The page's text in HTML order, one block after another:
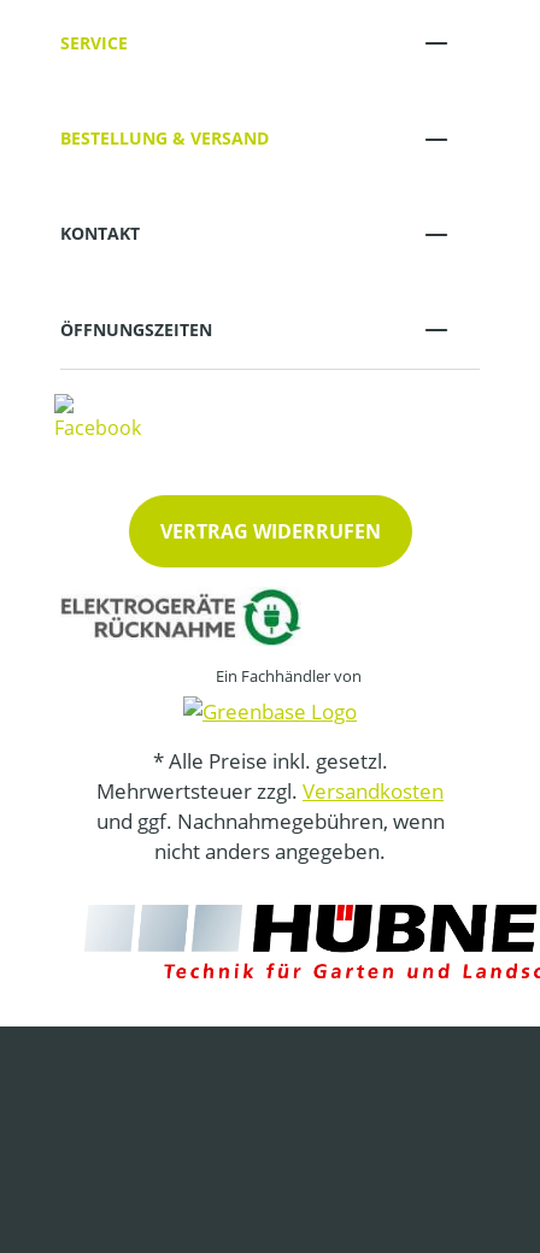
SERVICE
BESTELLUNG & VERSAND
KONTAKT
ÖFFNUNGSZEITEN
VERTRAG WIDERRUFEN
Ein Fachhändler von
* Alle Preise inkl. gesetzl.
Mehrwertsteuer zzgl. Versandkosten
und ggf. Nachnahmegebühren, wenn
nicht anders angegeben.